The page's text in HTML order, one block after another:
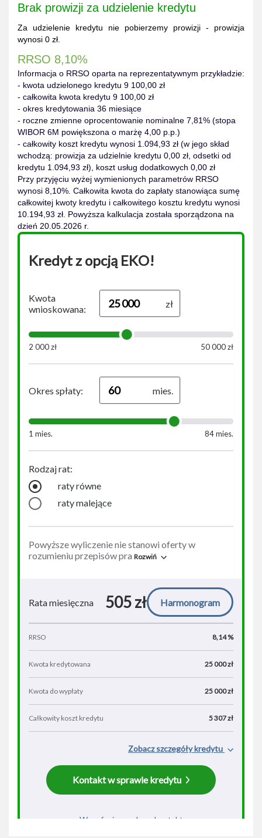
Brak prowizji za udzielenie kredytu
Za udzielenie kredytu nie pobierzemy prowizji - prowizja
wynosi 0 zł.
RRSO 8,10%
Informacja o RRSO oparta na reprezentatywnym przykładzie:
- kwota udzielonego kredytu 9 100,00 zł
- całkowita kwota kredytu 9 100,00 zł
- okres kredytowania 36 miesiące
- roczne zmienne oprocentowanie nominalne 7,81% (stopa
WIBOR 6M powiększona o marżę 4,00 p.p.)
- całkowity koszt kredytu wynosi 1.094,93 zł (w jego skład
wchodzą: prowizja za udzielnie kredytu 0,00 zł, odsetki od
kredytu 1.094,93 zł), koszt usług dodatkowych 0,00 zł
Przy przyjęciu wyżej wymienionych parametrów RRSO
wynosi 8,10%. Całkowita kwota do zapłaty stanowiąca sumę
całkowitej kwoty kredytu i całkowitego kosztu kredytu wynosi
10.194,93 zł. Powyższa kalkulacja została sporządzona na
dzień 20.05.2026 r.